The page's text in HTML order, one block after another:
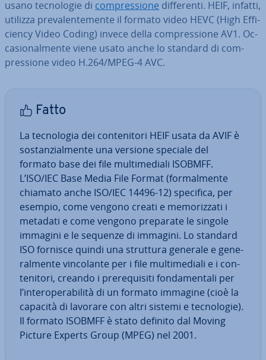
usano tec­no­lo­gie di com­pres­sio­ne dif­fe­ren­ti. HEIF, infatti,
utilizza pre­va­len­te­men­te il formato video HEVC (High Ef­fi­
cien­cy Video Coding) invece della com­pres­sio­ne AV1. Oc­
ca­sio­nal­men­te viene usato anche lo standard di com­
pres­sio­ne video H.264/MPEG-4 AVC.
Fatto
La tec­no­lo­gia dei con­te­ni­to­ri HEIF usata da AVIF è
so­stan­zial­men­te una versione speciale del
formato base dei file mul­ti­me­dia­li ISOBMFF.
L’ISO/IEC Base Media File Format (for­mal­men­te
chiamato anche ISO/IEC 14496-12) specifica, per
esempio, come vengono creati e me­mo­riz­za­ti i
metadati e come vengono preparate le singole
immagini e le sequenze di immagini. Lo standard
ISO fornisce quindi una struttura generale e ge­ne­
ral­men­te vin­co­lan­te per i file mul­ti­me­dia­li e i con­
te­ni­to­ri, creando i pre­re­qui­si­ti fon­da­men­ta­li per
l’in­te­ro­pe­ra­bi­li­tà di un formato immagine (cioè la
capacità di lavorare con altri sistemi e tec­no­lo­gie).
Il formato ISOBMFF è stato definito dal Moving
Picture Experts Group (MPEG) nel 2001.